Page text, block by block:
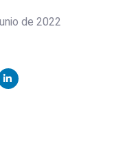
de 2022